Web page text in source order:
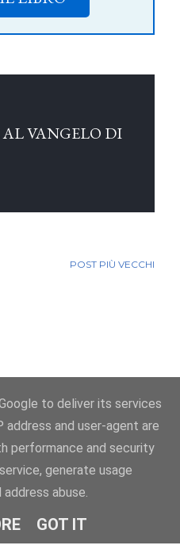
VANGELO DI
POST PIÙ VECCHI
by Blogger
dienot-poloskun
i diritti sono riservati
to deliver its services
address and user-agent are
performance and security
generate usage
abuse.
GOT IT